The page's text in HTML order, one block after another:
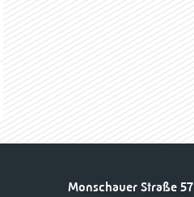
Monschauer Straße 57